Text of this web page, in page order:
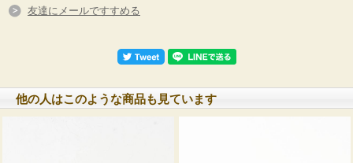
友達にメールですすめる
他の人はこのような商品も見ています